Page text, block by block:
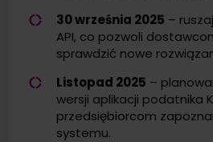
30 września 2025 –
API, co pozwoli
sprawdzić nowe
Listopad 2025 –
wersji aplikacji podatnika
przedsiębiorcom
systemu.